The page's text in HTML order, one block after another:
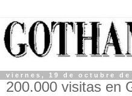
viernes, 19 de octubre de
200.000 visitas en